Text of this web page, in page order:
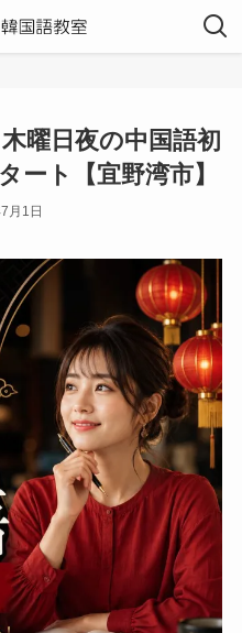
曜日夜の中国語初
ート【宜野湾市】
月1日